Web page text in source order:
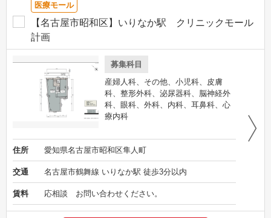
医療モール
【名古屋市昭和区】いりなか駅 クリニックモール
計画
募集科目
産婦人科、その他、小児科、皮膚
科、整形外科、泌尿器科、脳神経外
科、眼科、外科、内科、耳鼻科、心
療内科
住所 愛知県名古屋市昭和区隼人町
交通 名古屋市鶴舞線 いりなか駅 徒歩3分以内
賃料 応相談 お問い合わせください。